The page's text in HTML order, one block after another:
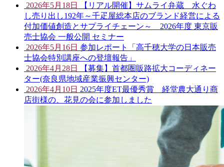
2026年5月18日
【リアル開催】サムライ弁蔵 水ぐわ
し売り出し192年～千疋屋総本店のブランド経営による
付加価値創造とサプライチェーン～ 2026年度 東京販
売士協会 一般公開 セミナー
2026年5月16日 参加レポート「高千穂大学の日本販売
士協会特別講座への登壇報告」
2026年4月28日
【募集】首都圏販路拡大コーディネー
ター(奈良県地域産業振興センター)
2026年4月10日 2025年度ET最優秀賞 経堂農大通り商
店街様の、花見の会に参加しました